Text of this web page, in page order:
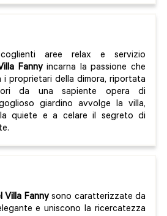
aree relax e servizio
Fannyincarna la passione che
i proprietari della dimora, riportata
da una sapiente opera di
giardino avvolge la villa,
quiete e a celare il segreto di
Villa Fannysono caratterizzate da
e uniscono la ricercatezza